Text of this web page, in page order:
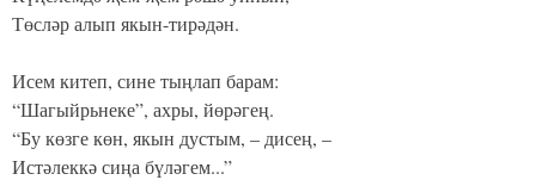
Төсләр алып якын-тирәдән.
Исем китеп, сине тыңлап барам:
“Шагыйрьнеке”, ахры, йөрәгең.
“Бу көзге көн, якын дустым, – дисең, –
Истәлеккә сиңа бүләгем...”